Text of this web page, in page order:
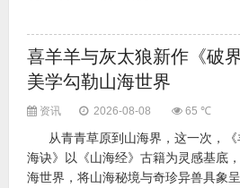
喜羊羊与灰太狼新作《破
美学勾勒山海世界
资讯 2026-08-08 65 ℃
从青青草原到山海界，这一次，《
海诀》以《山海经》古籍为灵感基底
海世界，将山海秘境与奇珍异兽具象